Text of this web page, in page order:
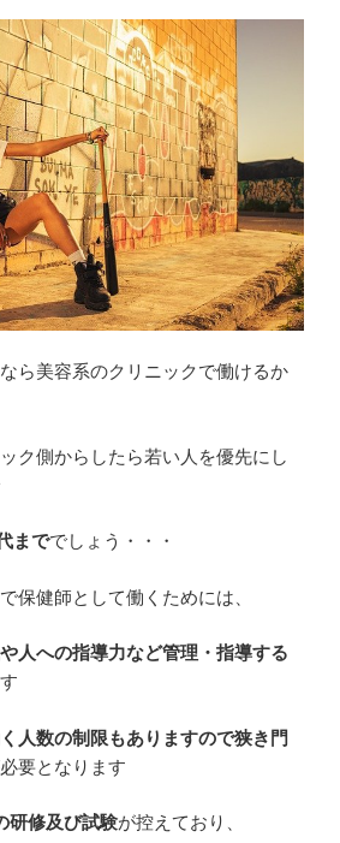
ら美容系のクリニックで働けるか
ク側からしたら若い人を優先にし
まででしょう・・・
保健師として働くためには、
人への指導力など管理・指導する
人数の制限もありますので狭き門
要となります
研修及び試験が控えており、